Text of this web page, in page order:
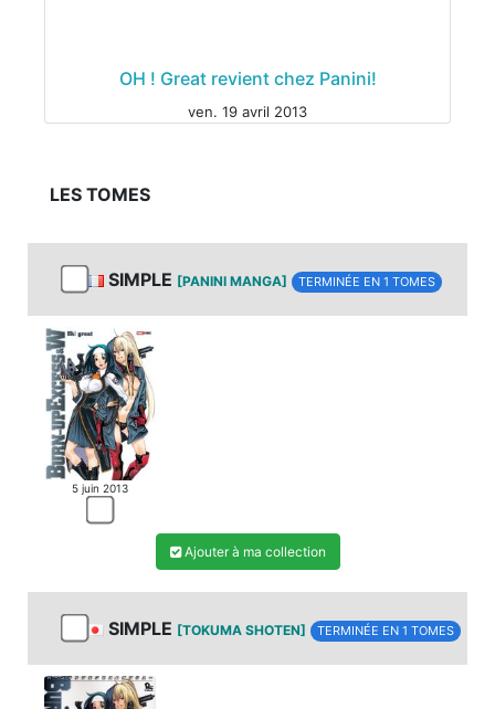
OH ! Great revient chez Panini!
ven. 19 avril 2013
LES TOMES
SIMPLE [PANINI MANGA] TERMINÉE EN 1 TOMES
5 juin 2013
Ajouter à ma collection
SIMPLE [TOKUMA SHOTEN] TERMINÉE EN 1 TOMES